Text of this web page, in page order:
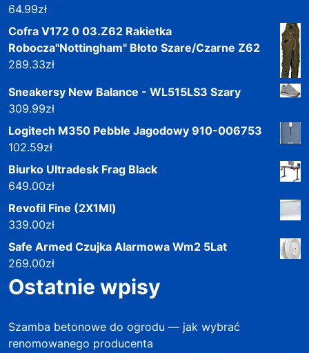
64.99zł
Cofra V172 0 03.Z62 Rakietka
Robocza"Nottingham" Błoto Szare/Czarne Z62
289.33zł
Sneakersy New Balance - WL515LS3 Szary
309.99zł
Logitech M350 Pebble Jagodowy 910-006753
102.59zł
Biurko Ultradesk Frag Black
649.00zł
Revofil Fine (2X1Ml)
339.00zł
Safe Armed Czujka Alarmowa Wm2 5Lat
269.00zł
Ostatnie wpisy
Szamba betonowe do ogrodu — jak wybrać
renomowanego producenta